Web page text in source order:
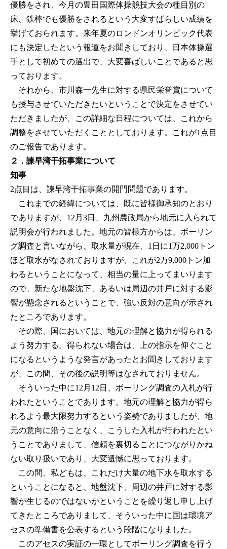
優勝をされ、今月の豊田国際体操競技大会の種目別の
床、鉄棒でも優勝をされるという大変すばらしい成績を
挙げておられます。来年夏のロンドンオリンピック代表
にも決定したという報道をお聞きしており、日本体操選
手として初めての選出で、大変喜ばしいことであると思
っております。
それから、市川森一先生に対する県民栄誉賞について
も授与させていただきたいということで決定をさせてい
ただきましたが、この詳細な日程については、これから
調整をさせていただくこととしております。これが1点目
のご報告であります。
２．諫早湾干拓事業について
知事
2点目は、諫早湾干拓事業の開門問題であります。
これまでの経緯については、既に皆様御承知のとおり
でありますが、12月3日、九州農政局から地元に入られて
説明会が行われました。地元の皆様方からは、ボーリン
グ調査と言いながら、取水量が現在、1日に1万2,000トン
ほど取水がなされておりますが、これが2万9,000トン加
わるということになって、相当の量に上ってまいります
ので、新たな地盤沈下、あるいは周辺の井戸に対する影
響が懸念されるということで、強い反対の意向が示され
たところであります。
その際、国においては、地元の理解と協力が得られる
よう努力する。得られない場合は、上の指示を仰ぐこと
になるというような発言があったとお聞きしております
が、この間、その後の説明等はなされておりません。
そういった中に12月12日、ボーリング調査の入札が行
われたということであります。地元の理解と協力が得ら
れるよう最大限努力するという姿勢でありましたが、地
元の意向に沿うことなく、こうした入札が行われたとい
うことでありまして、信頼を裏切ることにつながりかね
ない取り扱いであり、大変遺憾に思っております。
この間、私どもは、これだけ大量の地下水を取水する
ということになると、地盤沈下、周辺の井戸に対する影
響が生じるのではないかということを繰り返し申し上げ
てきたところでありまして、そういった中に国は環境ア
セスの準備書を公表するという段階になりました。
このアセスの実証の一環としてボーリング調査を行う